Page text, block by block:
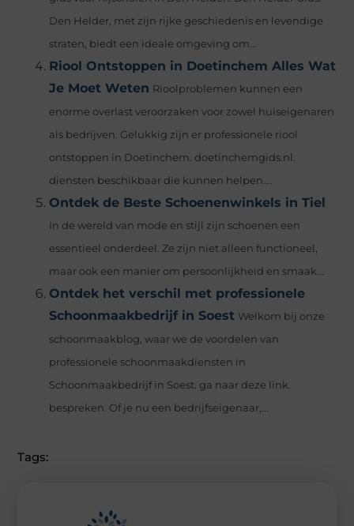
Den Helder, met zijn rijke geschiedenis en levendige
straten, biedt een ideale omgeving om...
Riool Ontstoppen in Doetinchem Alles Wat
Je Moet Weten Rioolproblemen kunnen een
enorme overlast veroorzaken voor zowel huiseigenaren
als bedrijven. Gelukkig zijn er professionele riool
ontstoppen in Doetinchem. doetinchemgids.nl.
diensten beschikbaar die kunnen helpen....
Ontdek de Beste Schoenenwinkels in Tiel
In de wereld van mode en stijl zijn schoenen een
essentieel onderdeel. Ze zijn niet alleen functioneel,
maar ook een manier om persoonlijkheid en smaak...
Ontdek het verschil met professionele
Schoonmaakbedrijf in Soest Welkom bij onze
schoonmaakblog, waar we de voordelen van
professionele schoonmaakdiensten in
Schoonmaakbedrijf in Soest. ga naar deze link.
bespreken. Of je nu een bedrijfseigenaar,...
Tags: